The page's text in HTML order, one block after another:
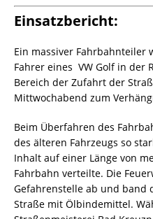
Einsatzbericht:
Ein massiver Fahrbahnteiler
Fahrer eines VW Golf in der
Bereich der Zufahrt der
Mittwochabend zum
Beim Überfahren des
des älteren Fahrzeugs so
Inhalt auf einer Länge von
Fahrbahn verteilte. Die
Gefahrenstelle ab und band
Straße mit Ölbindemittel.